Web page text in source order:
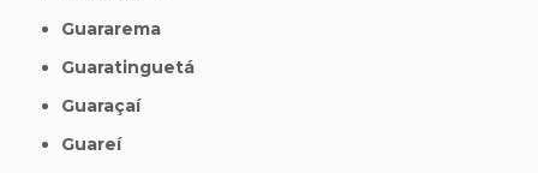
Guararema
Guaratinguetá
Guaraçaí
Guareí